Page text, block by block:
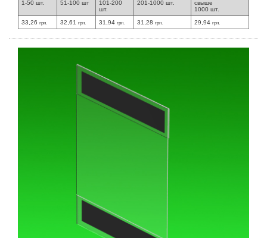
1-50 шт. 51-100 шт
101-200
шт.
201-1000 шт.
свыше
1000 шт.
33,26 грн. 32,61грн. 31,94 грн. 31,28 грн. 29,94грн.